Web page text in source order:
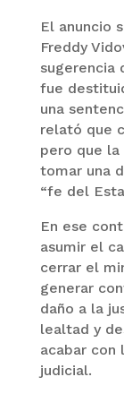
El anuncio
Freddy
sugerencia
fue
una
relató que
pero que
tomar una
“fe del
En ese
asumir el
cerrar el
generar
daño a la
lealtad y
acabar con
judicial.